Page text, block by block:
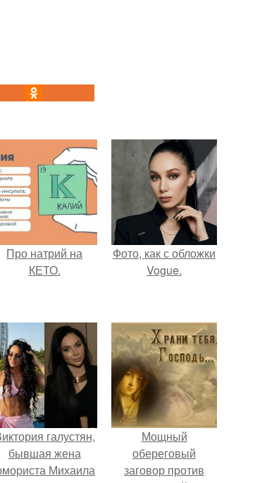
Про натрий на
КЕТО.
Фото, как с обложки
Vogue.
галустян,
бывшая жена
Михаила
Мощный
обереговый
заговор против